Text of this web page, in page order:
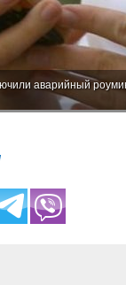
аварийный